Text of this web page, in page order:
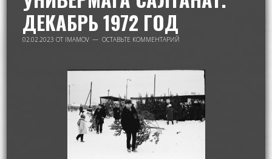
ДЕКАБРЬ 1972 ГОД
02.02.2023 ОТ IMAMOV ОСТАВЬТЕ КОММЕНТАРИЙ